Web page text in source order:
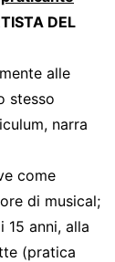
DEL
alle
stesso
narra
come
di musical;
15 anni, alla
(pratica